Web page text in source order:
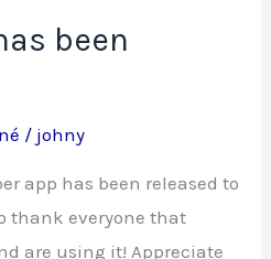
been
/ johny
app has been released to
thank everyone that
are using it! Appreciate